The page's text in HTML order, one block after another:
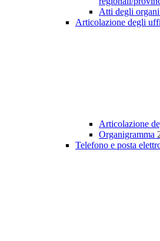
Atti degli
Articolazione degli
Articolazione
Organigramma
Telefono e posta